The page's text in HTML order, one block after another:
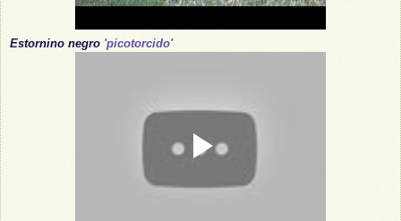
Estornino negro 'picotorcido'